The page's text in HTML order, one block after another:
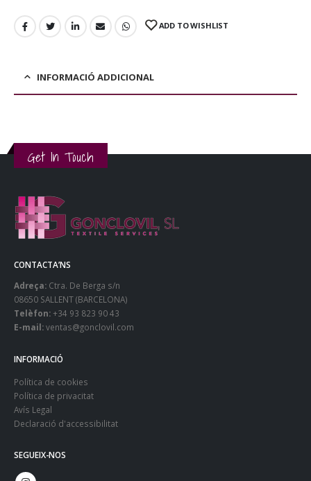
ADD TO WISHLIST
INFORMACIÓ ADDICIONAL
Get In Touch
CONTACTA’NS
Adreça: Ctra. De Berga s/n
08650 SALLENT (BARCELONA)
Telèfon:+34 93 823 90 43
E-mail:ventas@gonclovil.com
INFORMACIÓ
Política de cookies
Política de privacitat
Avís Legal
Declaració d'accessibilitat
SEGUEIX-NOS